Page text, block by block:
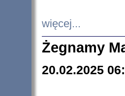
więcej...
Żegnamy
20.02.2025